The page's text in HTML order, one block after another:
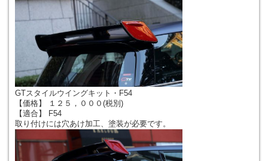
GTスタイルウイングキット・F54
【価格】 １２５，０００(税別)
【適合】 F54
取り付けには穴あけ加工、塗装が必要です。